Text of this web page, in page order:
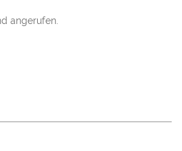
angerufen.